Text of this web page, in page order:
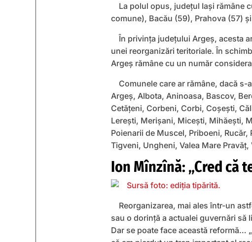
La polul opus, județul Iași rămâne
comune), Bacău (59), Prahova (57)
În privința județului Argeș, acesta
unei reorganizări teritoriale. În
Argeș rămâne cu un număr
Comunele care ar rămâne, dacă
Argeș, Albota, Aninoasa, Bascov,
Cetățeni, Corbeni, Corbi, Coșești,
Lerești, Merișani, Micești, Mihăești,
Poienarii de Muscel, Priboeni,
Tigveni, Ungheni, Valea Mare
Ion Mînzînă: „Cred că
Reorganizarea, mai ales într-un
sau o dorință a actualei guvernări să
Dar se poate face această reformă…